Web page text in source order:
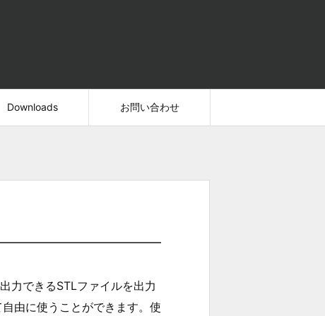
Downloads お問い合わせ
力できるSTLファイルを出力
由に使うことができます。使